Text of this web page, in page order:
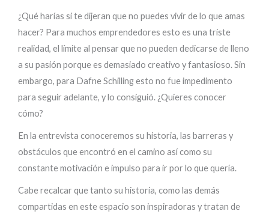
¿Qué harías si te dijeran que no puedes vivir de lo que amas
hacer? Para muchos emprendedores esto es una triste
realidad, el límite al pensar que no pueden dedicarse de lleno
a su pasión porque es demasiado creativo y fantasioso. Sin
embargo, para Dafne Schilling esto no fue impedimento
para seguir adelante, y lo consiguió. ¿Quieres conocer
cómo?
En la entrevista conoceremos su historia, las barreras y
obstáculos que encontró en el camino así como su
constante motivación e impulso para ir por lo que quería.
Cabe recalcar que tanto su historia, como las demás
compartidas en este espacio son inspiradoras y tratan de